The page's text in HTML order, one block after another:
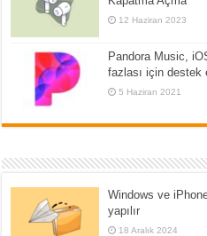
12 Haziran 2023
Pandora Music,
fazlası için destek
5 Haziran 2021
Windows ve
yapılır
18 Aralık 2024